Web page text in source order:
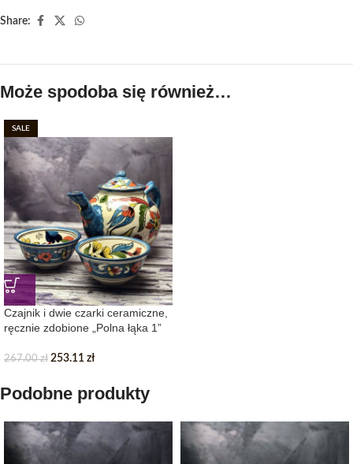
Share:
Może spodoba się również…
SALE
Czajnik i dwie czarki ceramiczne,
ręcznie zdobione „Polna łąka 1”
267.00zł 253.11 zł
Podobne produkty